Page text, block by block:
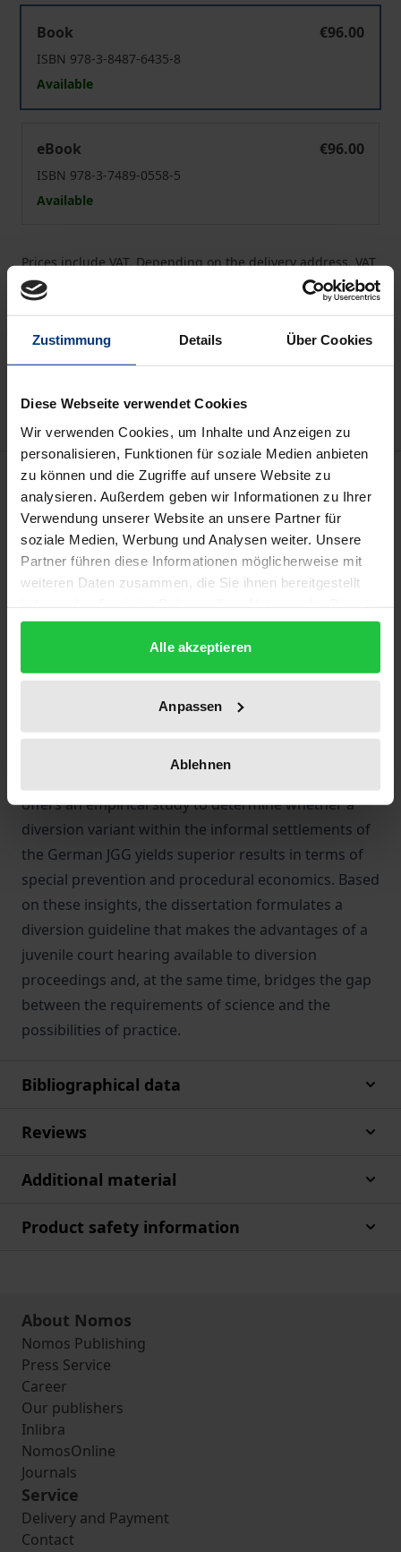
Zustimmung Details Über Cookies
Diese Webseite verwendet Cookies
Wir verwenden Cookies, um Inhalte und Anzeigen zu
personalisieren, Funktionen für soziale Medien anbieten
zu können und die Zugriffe auf unsere Website zu
analysieren. Außerdem geben wir Informationen zu Ihrer
Verwendung unserer Website an unsere Partner für
soziale Medien, Werbung und Analysen weiter. Unsere
Partner führen diese Informationen möglicherweise mit
weiteren Daten zusammen, die Sie ihnen bereitgestellt
gesammelt haben.
Alle akzeptieren
Anpassen
Ablehnen
Book
€96.00
ISBN 978-3-8487-6435-8
Available
eBook
€96.00
ISBN 978-3-7489-0558-5
Available
Prices include VAT. Depending on the delivery address, VAT
may vary at checkout.
Add to Cart
Add to Wish List
Description
Juvenile delinquency is omnipresent and ubiquitous.
In times of resource-limited personnel policy,
dwindling social control and media-effective appeals
typical crimes of young first offenders? Is an
informal letter enough to lead the young person
back to the right path? Or must the juvenile
delinquent truly experience the power of the state in
robes in order to persuade him or her to live in
offers an empirical study to determine whether a
diversion variant within the informal settlements of
the German JGG yields superior results in terms of
special prevention and procedural economics. Based
on these insights, the dissertation formulates a
diversion guideline that makes the advantages of a
juvenile court hearing available to diversion
proceedings and, at the same time, bridges the gap
between the requirements of science and the
possibilities of practice.
Bibliographical data
Reviews
Additional material
Product safety information
About Nomos
Nomos Publishing
Press Service
Career
Our publishers
Inlibra
NomosOnline
Journals
Service
Delivery and Payment
Contact